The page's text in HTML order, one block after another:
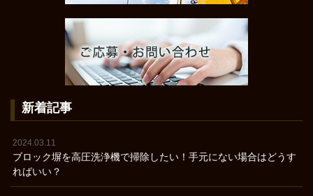
新着記事
2024.03.11
ブロック塀を高圧洗浄機で掃除したい！手元にない場合はどうす
ればいい？